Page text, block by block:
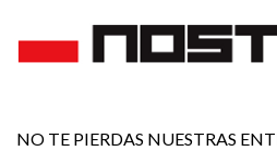
NO TE PIERDAS NUESTRAS